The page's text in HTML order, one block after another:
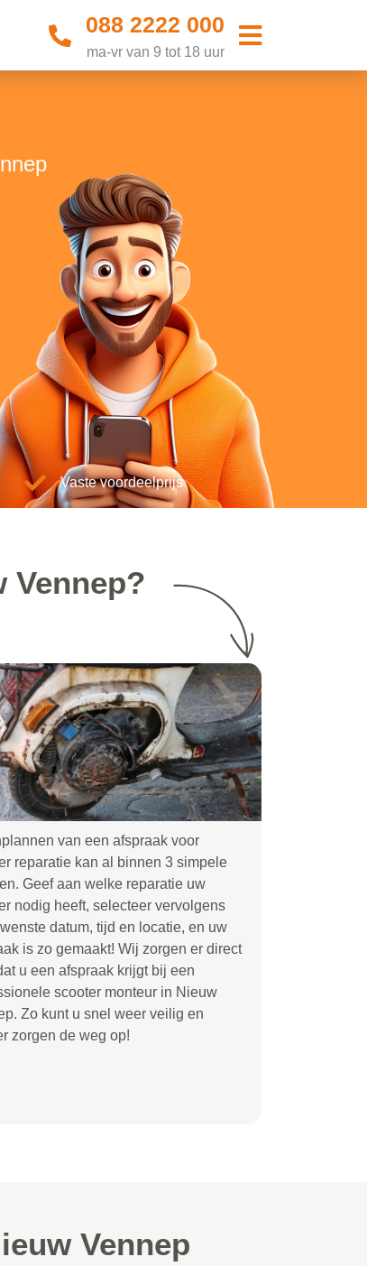
088 2222 000
ma-vr van 9 tot 18 uur
Vaste voordeelprijs
Vennep?
van een afspraak voor
reparatie kan al binnen 3 simpele
Geef aan welke reparatie uw
nodig heeft, selecteer vervolgens
datum, tijd en locatie, en uw
is zo gemaakt! Wij zorgen er direct
u een afspraak krijgt bij een
scooter monteur in Nieuw
Zo kunt u snel weer veilig en
zorgen de weg op!
Vennep